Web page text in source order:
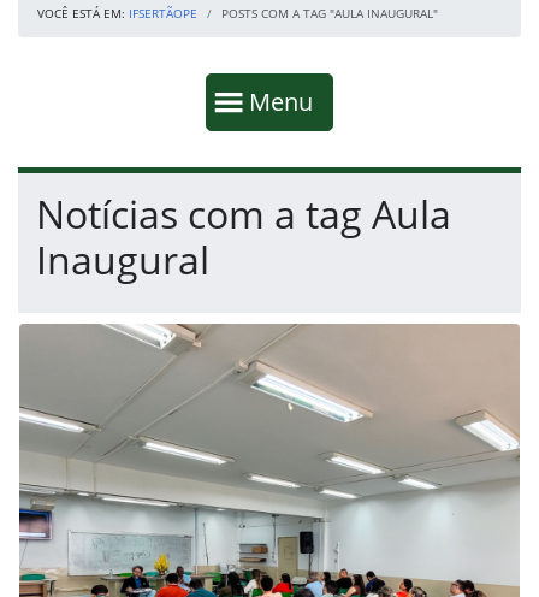
VOCÊ ESTÁ EM: IFSERTÃOPE POSTS COM A TAG "AULA INAUGURAL"
Mostrar
Menu
Fim da navegação
Início do conteúdo
Notícias com a tag Aula
Inaugural